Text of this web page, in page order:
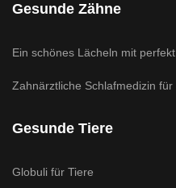
Gesunde Zähne
Ein schönes Lächeln mit
Zahnärztliche Schlafmedizin
Gesunde Tiere
Globuli für Tiere